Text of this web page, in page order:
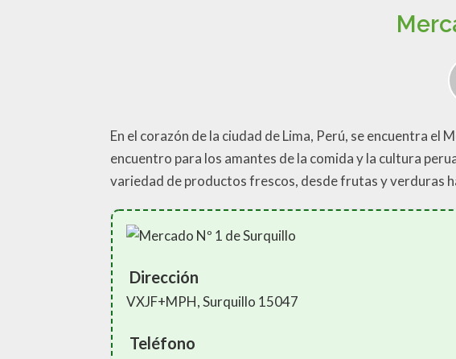
En el corazón de la ciudad de Lima, Perú, se encuentra
encuentro para los amantes de la comida y la cultura
variedad de productos frescos, desde frutas y verduras
Dirección
VXJF+MPH, Surquillo 15047
Teléfono